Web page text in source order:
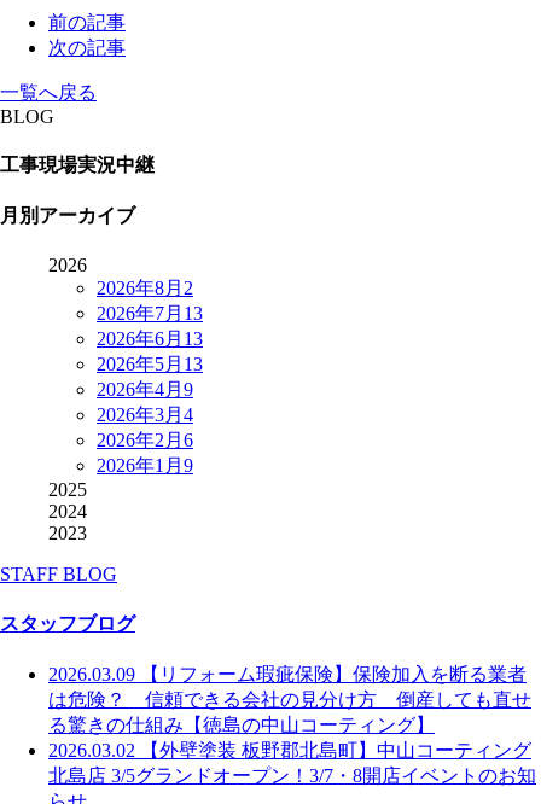
前の記事
次の記事
一覧へ戻る
BLOG
工事現場実況中継
月別アーカイブ
2026
2026年8月 2
2026年7月 13
2026年6月 13
2026年5月 13
2026年4月 9
2026年3月 4
2026年2月 6
2026年1月 9
2025
2024
2023
STAFF BLOG
スタッフブログ
2026.03.09
【リフォーム瑕疵保険】保険加入を断る業者
は危険？ 信頼できる会社の見分け方 倒産しても直せ
る驚きの仕組み【徳島の中山コーティング】
2026.03.02
【外壁塗装 板野郡北島町】中山コーティング
北島店 3/5グランドオープン！3/7・8開店イベントのお知